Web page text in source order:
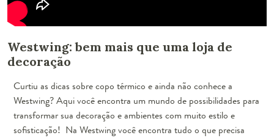
Westwing: bem mais que uma loja de
decoração
Curtiu as dicas sobre copo térmico e ainda não conhece a
Westwing? Aqui você encontra um mundo de possibilidades para
transformar sua decoração e ambientes com muito estilo e
sofisticação! Na Westwing você encontra tudo o que precisa